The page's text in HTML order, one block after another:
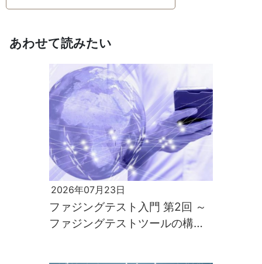
あわせて読みたい
2026年07月23日
ファジングテスト入門 第2回 ～
ファジングテストツールの構築